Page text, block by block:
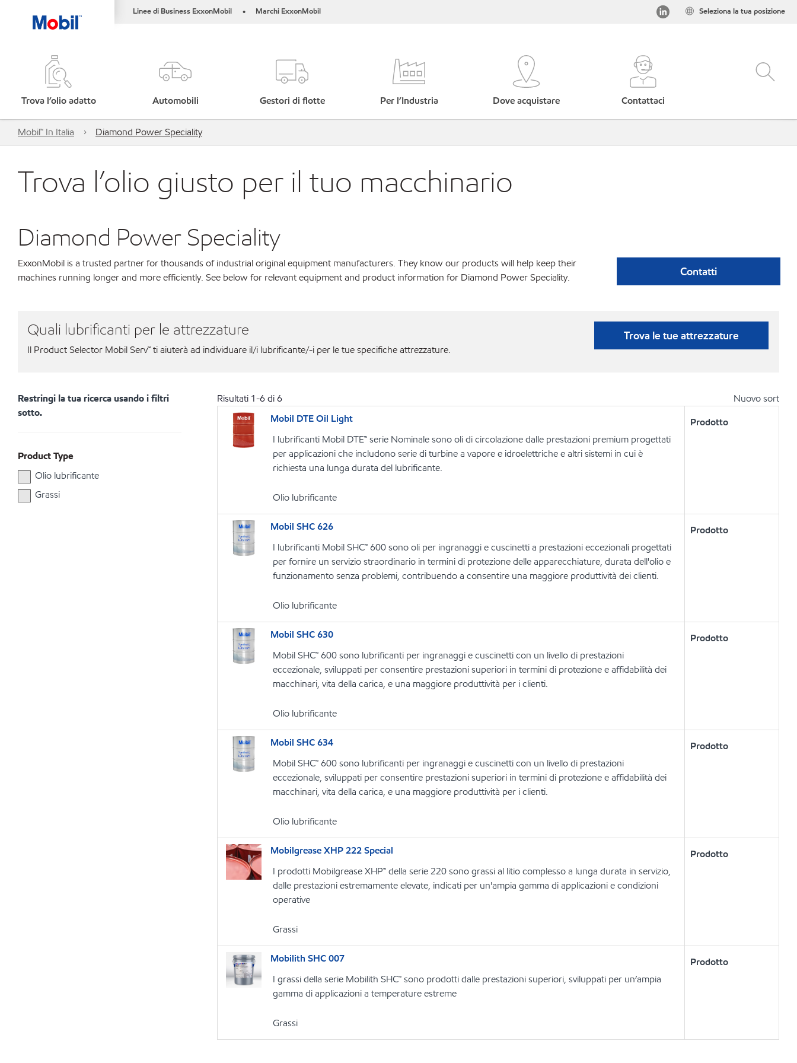
Linee di Business ExxonMobil • Marchi ExxonMobil Seleziona la tua posizione
Trova l’olio adatto Automobili Gestori di flotte Per l’Industria Dove acquistare Contattaci
Mobil™ In Italia Diamond Power Speciality
Trova l’olio giusto per il tuo macchinario
Diamond Power Speciality
ExxonMobil is a trusted partner for thousands of industrial original equipment manufacturers. They know our products will help keep their
machines running longer and more efficiently. See below for relevant equipment and product information for Diamond Power Speciality.
Contatti
Quali lubrificanti per le attrezzature
Il Product Selector Mobil Serv℠ ti aiuterà ad individuare il/i lubrificante/-i per le tue specifiche attrezzature.
Trova le tue attrezzature
Restringi la tua ricerca usando i filtri
sotto.
Product Type
Olio lubrificante
Grassi
Risultati 1-6di6
Nuovo sort
Mobil DTE Oil Light
I lubrificanti Mobil DTE™ serie Nominale sono oli di circolazione dalle prestazioni premium progettati
per applicazioni che includono serie di turbine a vapore e idroelettriche e altri sistemi in cui è
richiesta una lunga durata del lubrificante.
Olio lubrificante
Prodotto
Mobil SHC 626
I lubrificanti Mobil SHC™ 600 sono oli per ingranaggi e cuscinetti a prestazioni eccezionali progettati
per fornire un servizio straordinario in termini di protezione delle apparecchiature, durata dell'olio e
funzionamento senza problemi, contribuendo a consentire una maggiore produttività dei clienti.
Olio lubrificante
Prodotto
Mobil SHC 630
Mobil SHC™ 600 sono lubrificanti per ingranaggi e cuscinetti con un livello di prestazioni
eccezionale, sviluppati per consentire prestazioni superiori in termini di protezione e affidabilità dei
macchinari, vita della carica, e una maggiore produttività per i clienti.
Olio lubrificante
Prodotto
Mobil SHC 634
Mobil SHC™ 600 sono lubrificanti per ingranaggi e cuscinetti con un livello di prestazioni
eccezionale, sviluppati per consentire prestazioni superiori in termini di protezione e affidabilità dei
macchinari, vita della carica, e una maggiore produttività per i clienti.
Olio lubrificante
Prodotto
Mobilgrease XHP 222 Special
I prodotti Mobilgrease XHP™ della serie 220 sono grassi al litio complesso a lunga durata in servizio,
dalle prestazioni estremamente elevate, indicati per un'ampia gamma di applicazioni e condizioni
operative
Grassi
Prodotto
Mobilith SHC 007
I grassi della serie Mobilith SHC™ sono prodotti dalle prestazioni superiori, sviluppati per un’ampia
gamma di applicazioni a temperature estreme
Grassi
Prodotto